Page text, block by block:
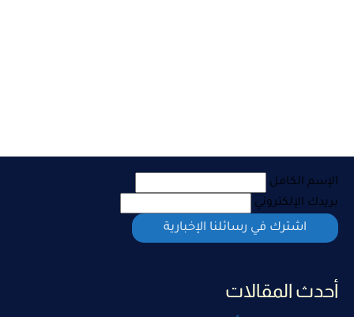
الإسم الكامل
بريدك الإلكتروني
أحدث المقالات